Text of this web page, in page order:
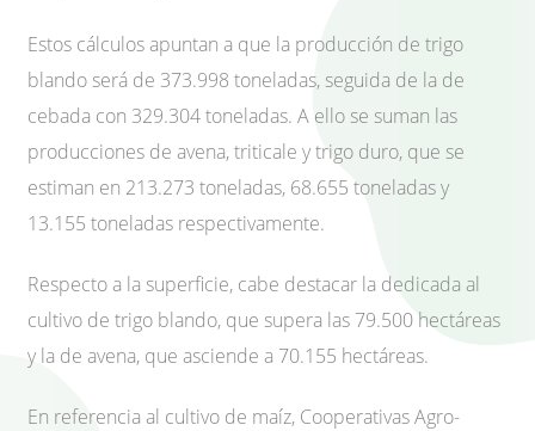
Estos cálculos apuntan a que la producción de trigo
blando será de 373.998 toneladas, seguida de la de
cebada con 329.304 toneladas. A ello se suman las
producciones de avena, triticale y trigo duro, que se
estiman en 213.273 toneladas, 68.655 toneladas y
13.155 toneladas respectivamente.
Respecto a la superficie, cabe destacar la dedicada al
cultivo de trigo blando, que supera las 79.500 hectáreas
y la de avena, que asciende a 70.155 hectáreas.
En referencia al cultivo de maíz, Cooperativas Agro-